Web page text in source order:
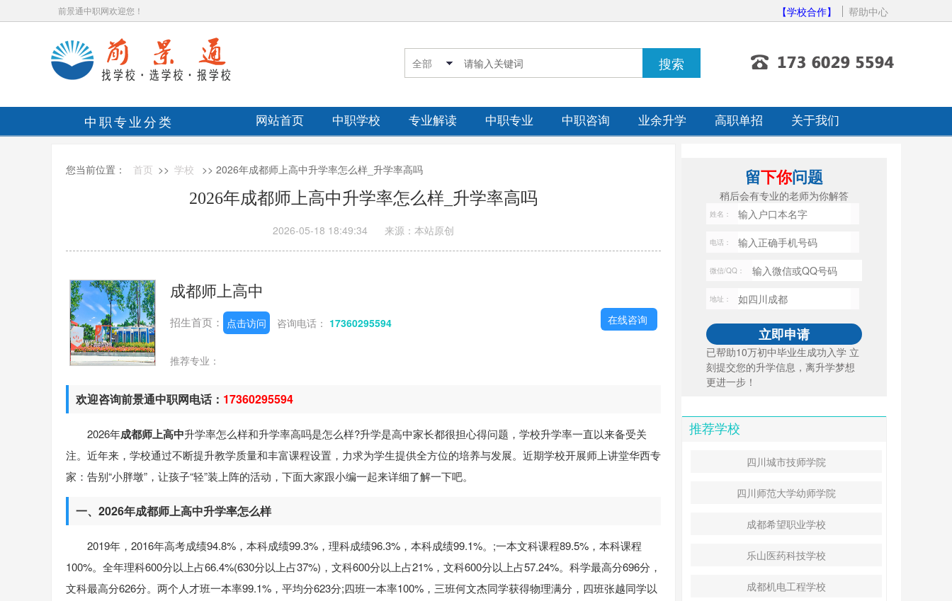
前景通中职网欢迎您！ 【学校合作】 帮助中心
中职专业分类 网站首页 中职学校 专业解读 中职专业 中职咨询 业余升学 高职单招 关于我们
您当前位置： 首页 >> 学校 >> 2026年成都师上高中升学率怎么样_升学率高吗
2026年成都师上高中升学率怎么样_升学率高吗
2026-05-18 18:49:34 来源：本站原创
成都师上高中
招生首页： 点击访问 咨询电话： 17360295594
推荐专业：
在线咨询
欢迎咨询前景通中职网电话： 17360295594
2026年成都师上高中升学率怎么样和升学率高吗是怎么样?升学是高中家长都很担心得问题，学校升学率一直以来备受关
注。近年来，学校通过不断提升教学质量和丰富课程设置，力求为学生提供全方位的培养与发展。近期学校开展师上讲堂华西专
家：告别“小胖墩”，让孩子“轻”装上阵的活动，下面大家跟小编一起来详细了解一下吧。
一、2026年成都师上高中升学率怎么样
2019年，2016年高考成绩94.8%，本科成绩99.3%，理科成绩96.3%，本科成绩99.1%。;一本文科课程89.5%，本科课程
100%。全年理科600分以上占66.4%(630分以上占37%)，文科600分以上占21%，文科600分以上占57.24%。科学最高分696分，
文科最高分626分。两个人才班一本率99.1%，平均分623分;四班一本率100%，三班何文杰同学获得物理满分，四班张越同学以
留下你问题
稍后会有专业的老师为你解答
姓名：
电话：
微信/QQ：
地址：
已帮助10万初中毕业生成功入学 立
刻提交您的升学信息，离升学梦想
更进一步！
推荐学校
四川城市技师学院
四川师范大学幼师学院
成都希望职业学校
乐山医药科技学校
成都机电工程学校